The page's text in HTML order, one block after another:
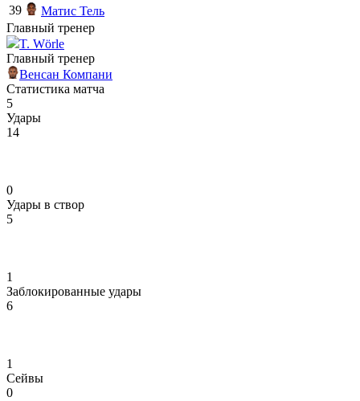
39
Матис Тель
Главный тренер
T. Wörle
Главный тренер
Венсан Компани
Статистика матча
5
Удары
14
0
Удары в створ
5
1
Заблокированные удары
6
1
Сейвы
0